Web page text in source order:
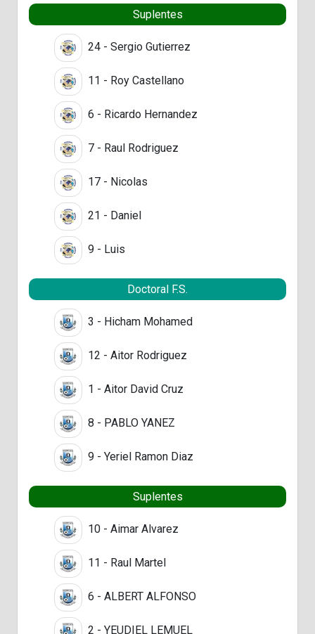
Suplentes
24 - Sergio Gutierrez
11 - Roy Castellano
6 - Ricardo Hernandez
7 - Raul Rodriguez
17 - Nicolas
21 - Daniel
9 - Luis
Doctoral F.S.
3 - Hicham Mohamed
12 - Aitor Rodriguez
1 - Aitor David Cruz
8 - PABLO YANEZ
9 - Yeriel Ramon Diaz
Suplentes
10 - Aimar Alvarez
11 - Raul Martel
6 - ALBERT ALFONSO
2 - YEUDIEL LEMUEL